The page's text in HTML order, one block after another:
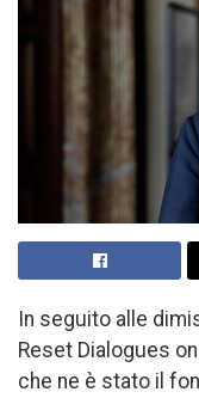
In seguito alle
Reset Dialogues
che ne è stato il